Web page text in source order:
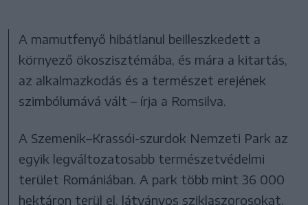
A mamutfenyő hibátlanul beilleszkedett a
környező ökoszisztémába, és mára a kitartás,
az alkalmazkodás és a természet erejének
szimbólumává vált – írja a Romsilva.
A Szemenik–Krassói-szurdok Nemzeti Park az
egyik legváltozatosabb természetvédelmi
terület Romániában. A park több mint 36 000
hektáron terül el, látványos sziklaszorosokat,